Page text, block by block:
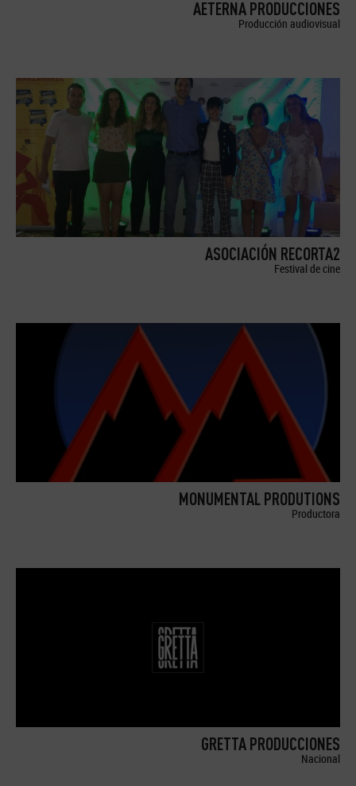
AETERNA PRODUCCIONES
Producción audiovisual
ASOCIACIÓN RECORTA2
Festival de cine
MONUMENTAL PRODUTIONS
Productora
GRETTA PRODUCCIONES
Nacional